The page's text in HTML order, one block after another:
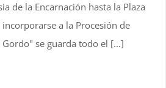
de la Encarnación hasta la Plaza
a la Procesión de
Gordo" se guarda todo el [...]